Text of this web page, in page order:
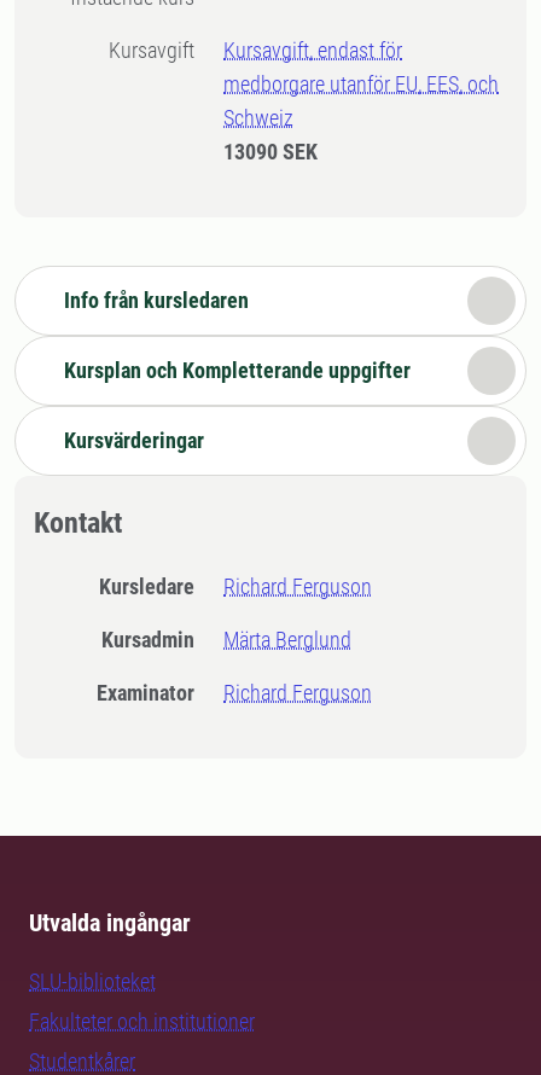
Kursavgift
Kursavgift, endast för
medborgare utanför EU, EES, och
Schweiz
13090 SEK
Info från kursledaren
Kursplan och Kompletterande uppgifter
Kursvärderingar
Kontakt
Kursledare Richard Ferguson
Kursadmin Märta Berglund
Examinator Richard Ferguson
Utvalda ingångar
SLU-biblioteket
Fakulteter och institutioner
Studentkårer